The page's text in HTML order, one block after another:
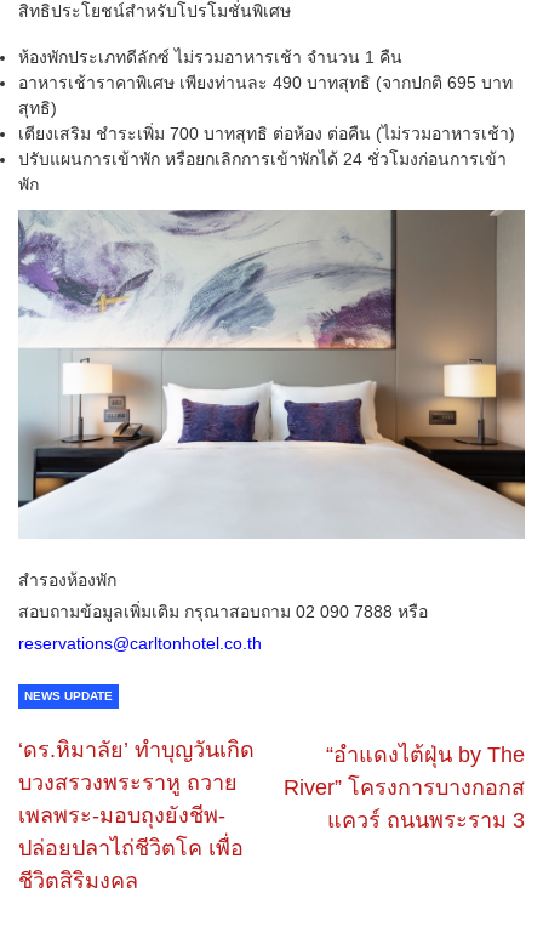
สิทธิประโยชน์สำหรับโปรโมชั่นพิเศษ
ห้องพักประเภทดีลักซ์ ไม่รวมอาหารเช้า จำนวน 1 คืน
อาหารเช้าราคาพิเศษ เพียงท่านละ 490 บาทสุทธิ (จากปกติ 695 บาท
สุทธิ)
เตียงเสริม ชำระเพิ่ม 700 บาทสุทธิ ต่อห้อง ต่อคืน (ไม่รวมอาหารเช้า)
ปรับแผนการเข้าพัก หรือยกเลิกการเข้าพักได้ 24 ชั่วโมงก่อนการเข้า
พัก
สำรองห้องพัก
สอบถามข้อมูลเพิ่มเติม กรุณาสอบถาม 02 090 7888 หรือ
reservations@carltonhotel.co.th
NEWS UPDATE
‘ดร.หิมาลัย’ ทำบุญวันเกิด
บวงสรวงพระราหู ถวาย
เพลพระ-มอบถุงยังชีพ-
ปล่อยปลาไถ่ชีวิตโค เพื่อ
ชีวิตสิริมงคล
“อำแดงไต้ฝุ่น by The
River” โครงการบางกอกส
แควร์ ถนนพระราม 3